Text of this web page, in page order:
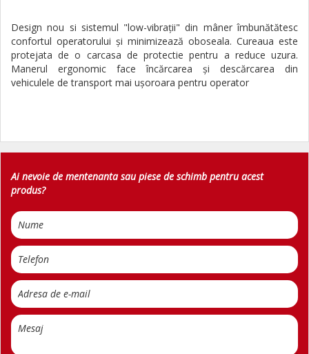
Design nou si sistemul "low-vibraţii" din mâner îmbunătătesc
confortul operatorului şi minimizează oboseala. Cureaua este
protejata de o carcasa de protectie pentru a reduce uzura.
Manerul ergonomic face încărcarea şi descărcarea din
vehiculele de transport mai uşoroara pentru operator
Ai nevoie de mentenanta sau piese de schimb pentru acest
produs?